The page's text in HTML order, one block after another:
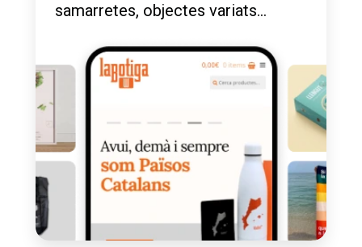
samarretes, objectes variats...